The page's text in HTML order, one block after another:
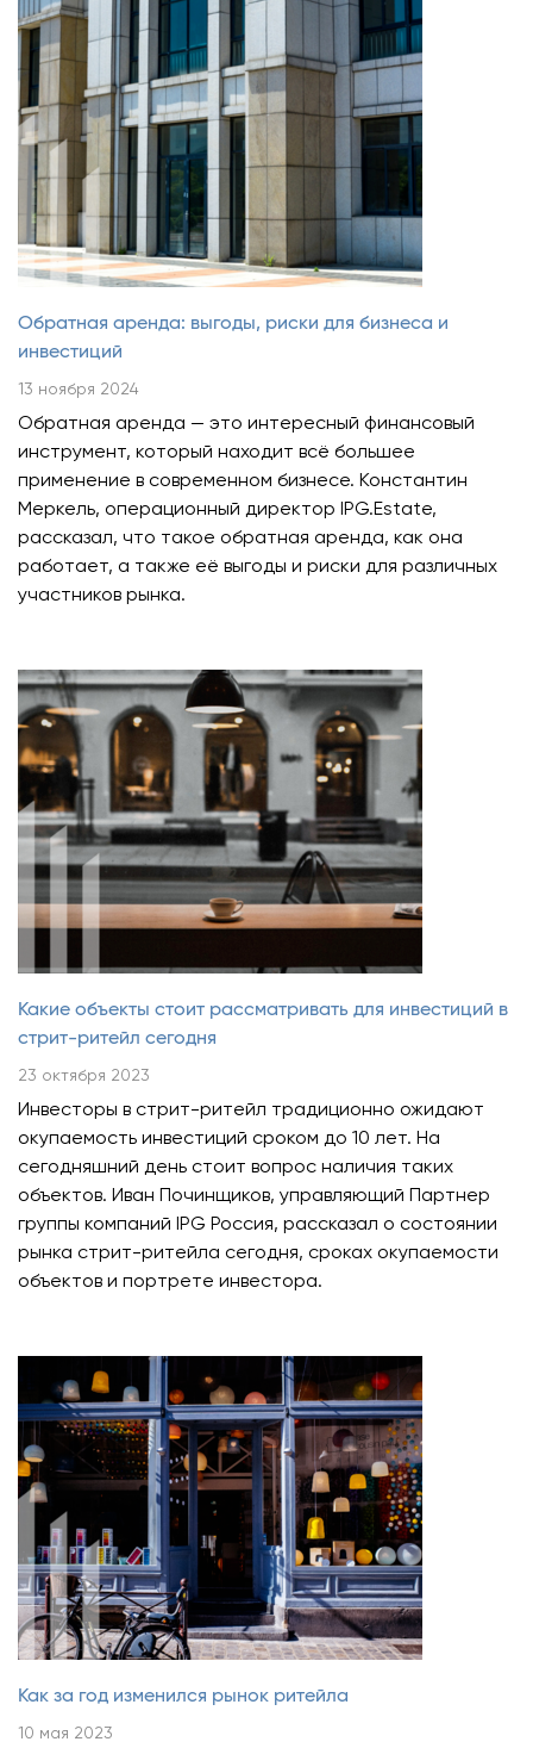
Обратная аренда: выгоды, риски для бизнеса и
инвестиций
13 ноября 2024
Обратная аренда — это интересный финансовый
инструмент, который находит всё большее
применение в современном бизнесе. Константин
Меркель, операционный директор IPG.Estate,
рассказал, что такое обратная аренда, как она
работает, а также её выгоды и риски для различных
участников рынка.
Какие объекты стоит рассматривать для инвестиций в
стрит-ритейл сегодня
23 октября 2023
Инвесторы в стрит-ритейл традиционно ожидают
окупаемость инвестиций сроком до 10 лет. На
сегодняшний день стоит вопрос наличия таких
объектов. Иван Починщиков, управляющий Партнер
группы компаний IPG Россия, рассказал о состоянии
рынка стрит-ритейла сегодня, сроках окупаемости
объектов и портрете инвестора.
Как за год изменился рынок ритейла
10 мая 2023